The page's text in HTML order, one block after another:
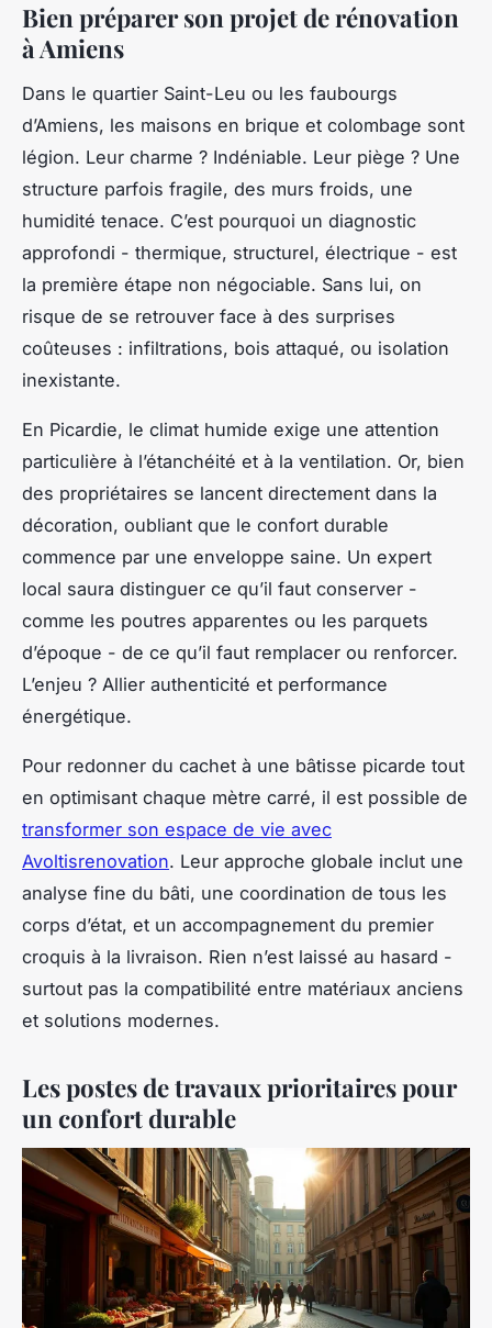
Bien préparer son projet de rénovation
à Amiens
Dans le quartier Saint-Leu ou les faubourgs
d’Amiens, les maisons en brique et colombage sont
légion. Leur charme ? Indéniable. Leur piège ? Une
structure parfois fragile, des murs froids, une
humidité tenace. C’est pourquoi un diagnostic
approfondi - thermique, structurel, électrique - est
la première étape non négociable. Sans lui, on
risque de se retrouver face à des surprises
coûteuses : infiltrations, bois attaqué, ou isolation
inexistante.
En Picardie, le climat humide exige une attention
particulière à l’étanchéité et à la ventilation. Or, bien
des propriétaires se lancent directement dans la
décoration, oubliant que le confort durable
commence par une enveloppe saine. Un expert
local saura distinguer ce qu’il faut conserver -
comme les poutres apparentes ou les parquets
d’époque - de ce qu’il faut remplacer ou renforcer.
L’enjeu ? Allier authenticité et performance
énergétique.
Pour redonner du cachet à une bâtisse picarde tout
en optimisant chaque mètre carré, il est possible de
transformer son espace de vie avec
Avoltisrenovation. Leur approche globale inclut une
analyse fine du bâti, une coordination de tous les
corps d’état, et un accompagnement du premier
croquis à la livraison. Rien n’est laissé au hasard -
surtout pas la compatibilité entre matériaux anciens
et solutions modernes.
Les postes de travaux prioritaires pour
un confort durable